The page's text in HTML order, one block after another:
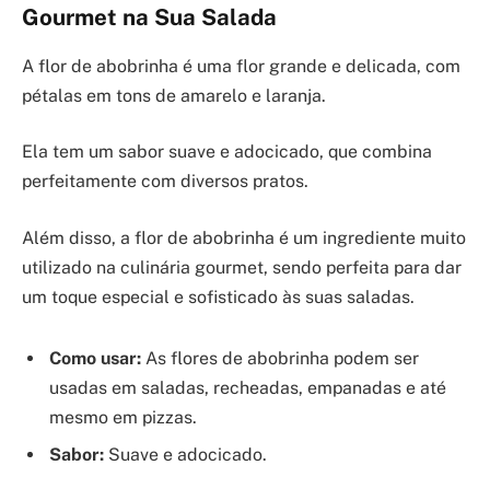
Gourmet na Sua Salada
A flor de abobrinha é uma flor grande e delicada, com
pétalas em tons de amarelo e laranja.
Ela tem um sabor suave e adocicado, que combina
perfeitamente com diversos pratos.
Além disso, a flor de abobrinha é um ingrediente muito
utilizado na culinária gourmet, sendo perfeita para dar
um toque especial e sofisticado às suas saladas.
Como usar: As flores de abobrinha podem ser
usadas em saladas, recheadas, empanadas e até
mesmo em pizzas.
Sabor: Suave e adocicado.